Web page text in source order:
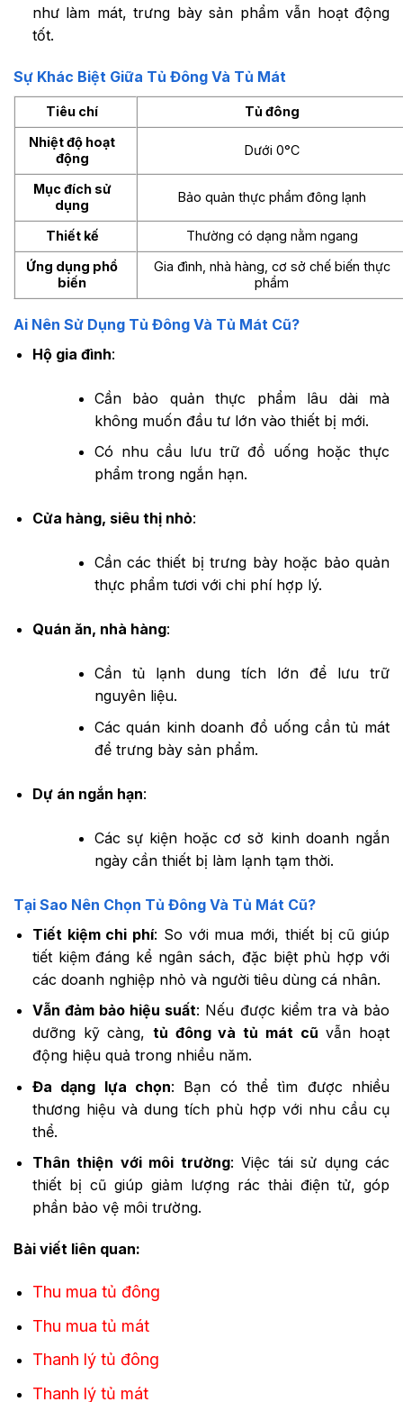
như làm mát, trưng bày sản phẩm vẫn hoạt động
tốt.
Sự Khác Biệt Giữa Tủ Đông Và Tủ Mát
Tiêu chí
Tủ đông
Nhiệt độ hoạt
động
Dưới 0°C
Mục đích sử
dụng
Bảo quản thực phẩm đông lạnh
Thiết kế
Thường có dạng nằm ngang
Ứng dụng phổ
biến
Gia đình, nhà hàng, cơ sở chế biến thực
phẩm
Ai Nên Sử Dụng Tủ Đông Và Tủ Mát Cũ?
Hộ gia đình:
Cần bảo quản thực phẩm lâu dài mà
không muốn đầu tư lớn vào thiết bị mới.
Có nhu cầu lưu trữ đồ uống hoặc thực
phẩm trong ngắn hạn.
Cửa hàng, siêu thị nhỏ:
Cần các thiết bị trưng bày hoặc bảo quản
thực phẩm tươi với chi phí hợp lý.
Quán ăn, nhà hàng:
Cần tủ lạnh dung tích lớn để lưu trữ
nguyên liệu.
Các quán kinh doanh đồ uống cần tủ mát
để trưng bày sản phẩm.
Dự án ngắn hạn:
Các sự kiện hoặc cơ sở kinh doanh ngắn
ngày cần thiết bị làm lạnh tạm thời.
Tại Sao Nên Chọn Tủ Đông Và Tủ Mát Cũ?
Tiết kiệm chi phí: So với mua mới, thiết bị cũ giúp
tiết kiệm đáng kể ngân sách, đặc biệt phù hợp với
các doanh nghiệp nhỏ và người tiêu dùng cá nhân.
Vẫn đảm bảo hiệu suất: Nếu được kiểm tra và bảo
dưỡng kỹ càng, tủ đông và tủ mát cũ vẫn hoạt
động hiệu quả trong nhiều năm.
Đa dạng lựa chọn: Bạn có thể tìm được nhiều
thương hiệu và dung tích phù hợp với nhu cầu cụ
thể.
Thân thiện với môi trường: Việc tái sử dụng các
thiết bị cũ giúp giảm lượng rác thải điện tử, góp
phần bảo vệ môi trường.
Bài viết liên quan:
Thu mua tủ đông
Thu mua tủ mát
Thanh lý tủ đông
Thanh lý tủ mát